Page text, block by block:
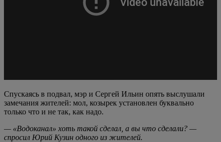
Спускаясь в подвал, мэр и Сергей Ильин опять выслушали
замечания жителей: мол, козырек установлен буквально
только что и не так, как надо.
— «Водоканал» хоть такой сделал, а вы что сделали? —
спросил Юрий Кузин одного из жителей.